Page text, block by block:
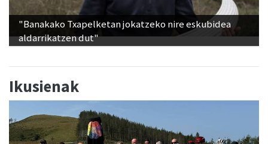
"Banakako Txapelketan jokatzeko nire eskubidea
aldarrikatzen dut"
Ikusienak